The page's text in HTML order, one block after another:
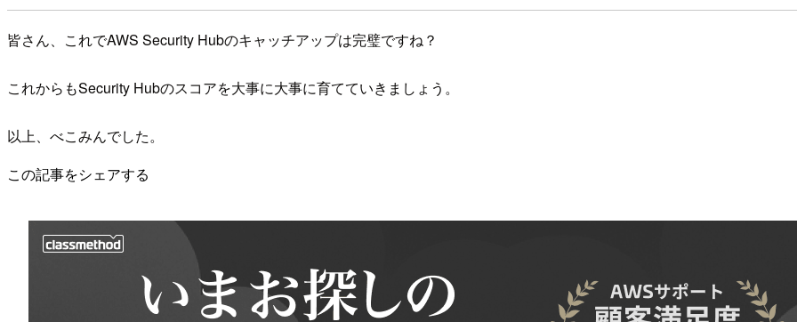
皆さん、これでAWS Security Hubのキャッチアップは完璧ですね？
これからもSecurity Hubのスコアを大事に大事に育てていきましょう。
以上、べこみんでした。
この記事をシェアする